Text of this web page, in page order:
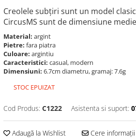
Creolele subțiri sunt un model
CircusMS sunt de dimensiune
Material: argint
Pietre: fara piatra
Culoare: argintiu
Caracteristici: casual, modern
Dimensiuni: 6.7cm diametru, gramaj: 7.6g
STOC EPUIZAT
Cod Produs: C1222 Asistenta si suport:
Adaugă la Wishlist Cere informații